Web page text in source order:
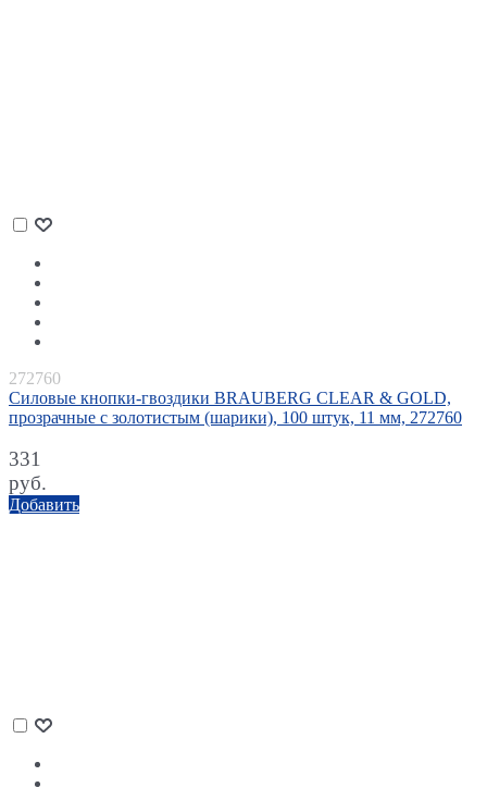
272760
Силовые кнопки-гвоздики BRAUBERG CLEAR & GOLD,
прозрачные с золотистым (шарики), 100 штук, 11 мм, 272760
331
руб.
Добавить